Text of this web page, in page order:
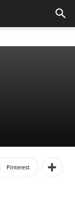
Pinterest